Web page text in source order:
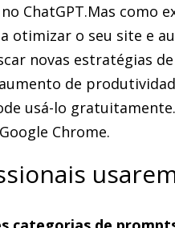
ChatGPT.Mas como
otimizar o seu site e
novas estratégias
de
usá-lo gratuitamente.
Chrome.